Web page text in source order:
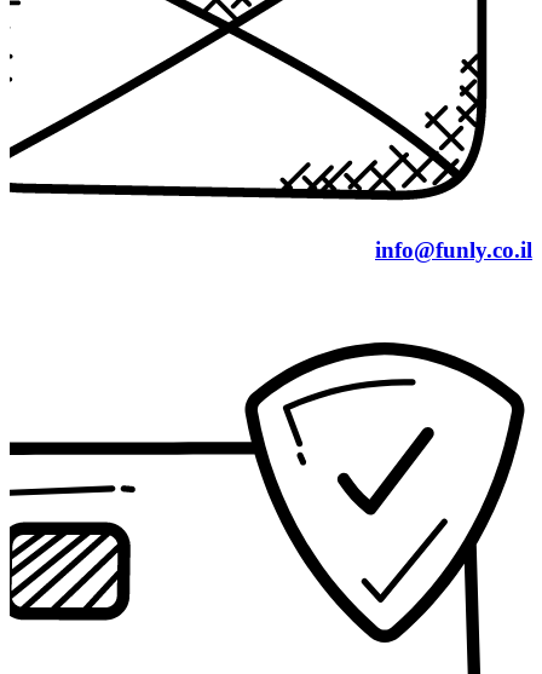
info@funly.co.il